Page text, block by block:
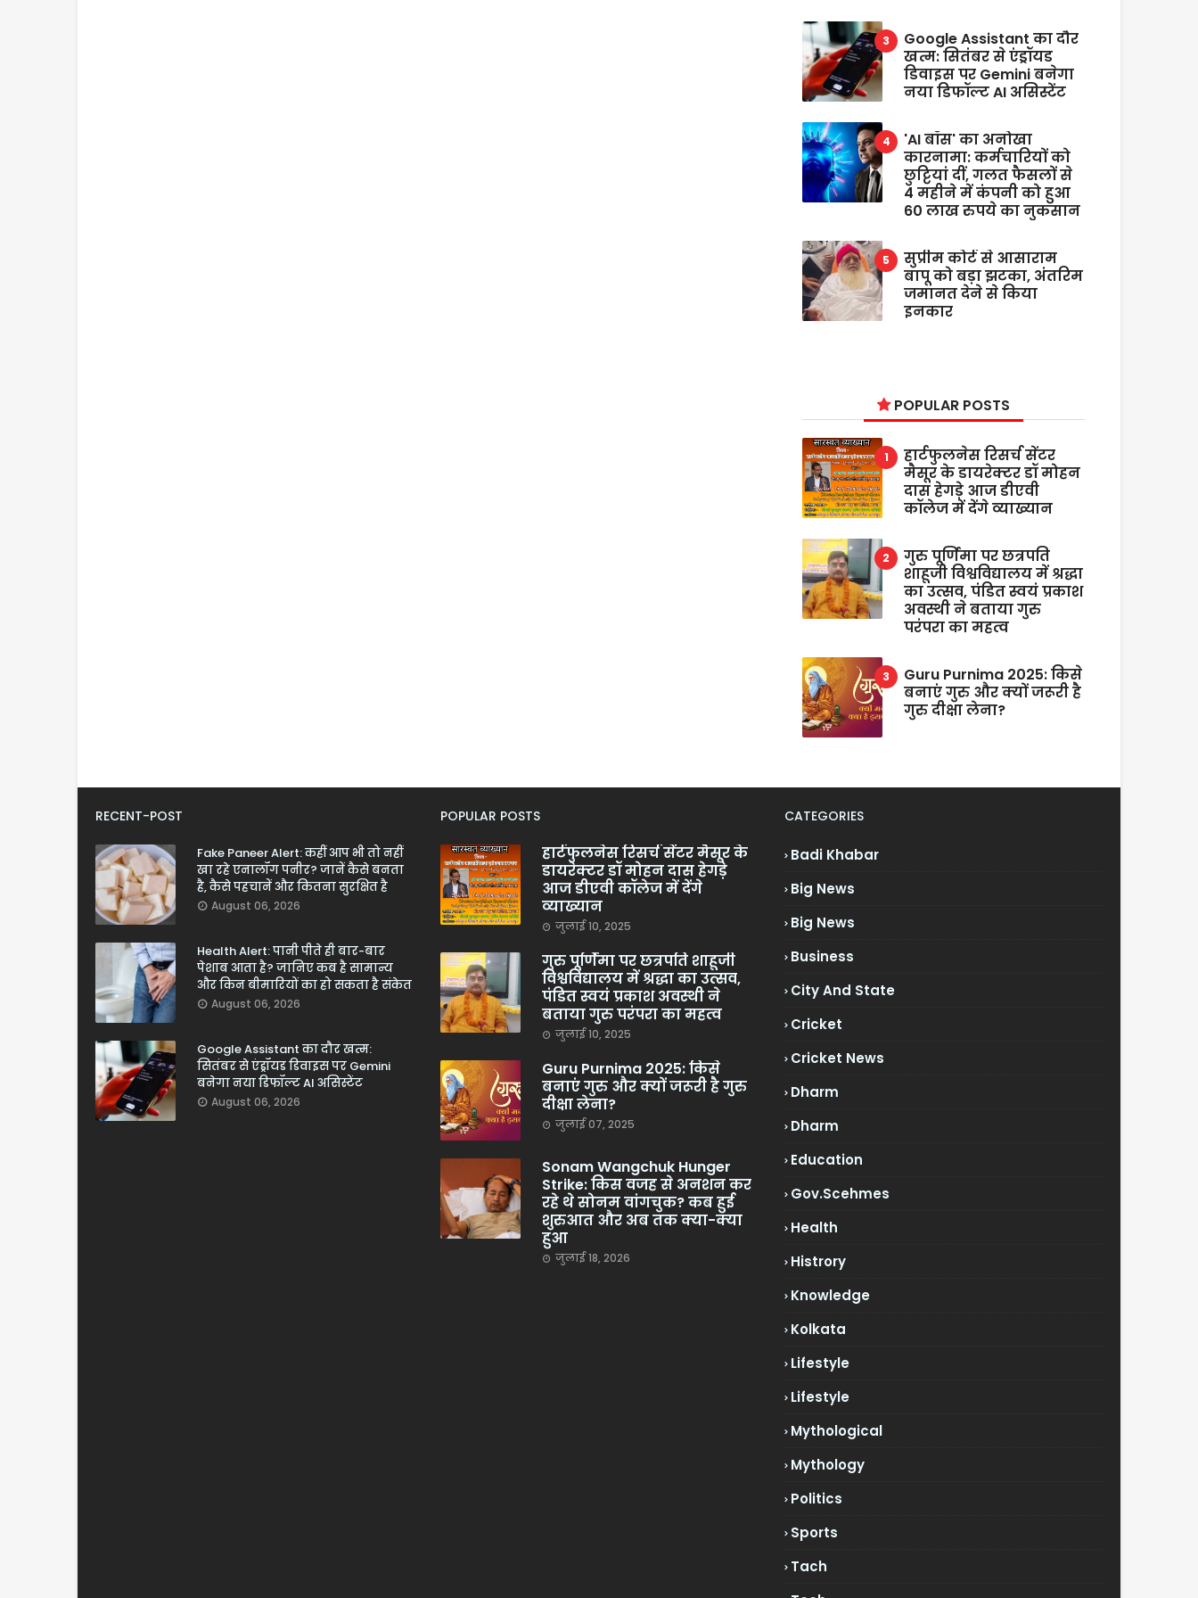
Google Assistant का दौर
खत्म: सितंबर से एंड्रॉयड
डिवाइस पर Gemini बनेगा
नया डिफॉल्ट AI असिस्टेंट
'AI बॉस' का अनोखा
कारनामा: कर्मचारियों को
छुट्टियां दीं, गलत फैसलों से
4 महीने में कंपनी को हुआ
60 लाख रुपये का नुकसान
सुप्रीम कोर्ट से आसाराम
बापू को बड़ा झटका, अंतरिम
जमानत देने से किया
इनकार
POPULAR POSTS
हार्टफुलनेस रिसर्च सेंटर
मैसूर के डायरेक्टर डॉ मोहन
दास हेगड़े आज डीएवी
कॉलेज में देंगे व्याख्यान
गुरु पूर्णिमा पर छत्रपति
शाहूजी विश्वविद्यालय में श्रद्धा
का उत्सव, पंडित स्वयं प्रकाश
अवस्थी ने बताया गुरु
परंपरा का महत्व
Guru Purnima 2025: किसे
बनाएं गुरु और क्यों जरूरी है
गुरु दीक्षा लेना?
RECENT-POST
Fake Paneer Alert: कहीं आप भी तो नहीं
खा रहे एनालॉग पनीर? जानें कैसे बनता
है, कैसे पहचानें और कितना सुरक्षित है
August 06, 2026
Health Alert: पानी पीते ही बार-बार
पेशाब आता है? जानिए कब है सामान्य
और किन बीमारियों का हो सकता है संकेत
August 06, 2026
Google Assistant का दौर खत्म:
सितंबर से एंड्रॉयड डिवाइस पर Gemini
बनेगा नया डिफॉल्ट AI असिस्टेंट
August 06, 2026
POPULAR POSTS
हार्टफुलनेस रिसर्च सेंटर मैसूर के
डायरेक्टर डॉ मोहन दास हेगड़े
आज डीएवी कॉलेज में देंगे
व्याख्यान
जुलाई 10, 2025
गुरु पूर्णिमा पर छत्रपति शाहूजी
विश्वविद्यालय में श्रद्धा का उत्सव,
पंडित स्वयं प्रकाश अवस्थी ने
बताया गुरु परंपरा का महत्व
जुलाई 10, 2025
Guru Purnima 2025: किसे
बनाएं गुरु और क्यों जरूरी है गुरु
दीक्षा लेना?
जुलाई 07, 2025
Sonam Wangchuk Hunger
Strike: किस वजह से अनशन कर
रहे थे सोनम वांगचुक? कब हुई
शुरुआत और अब तक क्या-क्या
हुआ
जुलाई 18, 2026
CATEGORIES
Badi Khabar
Big News
Big News
Business
City And State
Cricket
Cricket News
Dharm
Dharm
Education
Gov.scehmes
Health
Histrory
Knowledge
Kolkata
Lifestyle
Lifestyle
Mythological
Mythology
Politics
Sports
Tach